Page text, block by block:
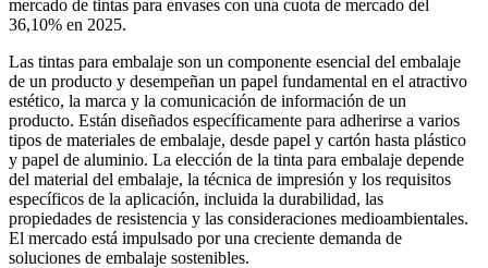
mercado de tintas para envases con una cuota de mercado del
36,10% en 2025.
Las tintas para embalaje son un componente esencial del embalaje
de un producto y desempeñan un papel fundamental en el atractivo
estético, la marca y la comunicación de información de un
producto. Están diseñados específicamente para adherirse a varios
tipos de materiales de embalaje, desde papel y cartón hasta plástico
y papel de aluminio. La elección de la tinta para embalaje depende
del material del embalaje, la técnica de impresión y los requisitos
específicos de la aplicación, incluida la durabilidad, las
propiedades de resistencia y las consideraciones medioambientales.
El mercado está impulsado por una creciente demanda de
soluciones de embalaje sostenibles.